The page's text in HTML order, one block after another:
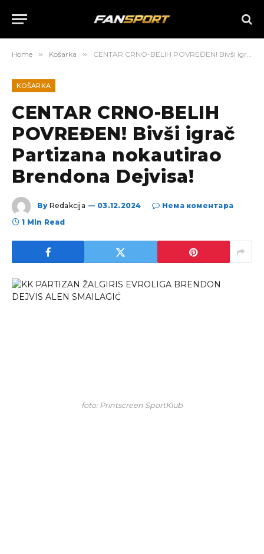
Home » Košarka » CENTAR CRNO-BELIH POVREĐEN! Bivši igrač Partizana nokautirao Brendona Dejvisa!
KOŠARKA
CENTAR CRNO-BELIH
POVREĐEN! Bivši igrač
Partizana nokautirao
Brendona Dejvisa!
By Redakcija 03.12.2024
Нема коментара
1 Min Read
foto: Printscreen SportKlub